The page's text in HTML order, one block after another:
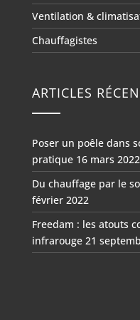
Ventilation &
Chauffagistes
ARTICLES
Poser un poêle dans
pratique 16 mars 2022
Du chauffage par le
février 2022
Freedam : les atouts
infrarouge 21